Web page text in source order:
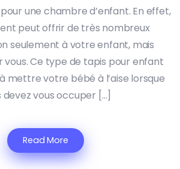
une chambre d’enfant. En effet,
peut offrir de très nombreux
seulement à votre enfant, mais
Ce type de tapis pour enfant
mettre votre bébé à l’aise lorsque
devez vous occuper […]
Read More